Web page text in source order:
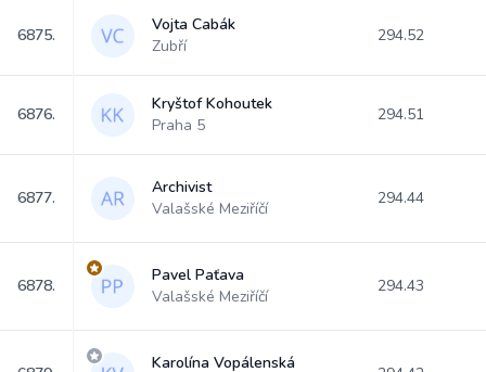
6875.
Vojta Cabák
Zubří
294.52
6876.
Kryštof Kohoutek
Praha 5
294.51
6877.
Archivist
Valašské Meziříčí
294.44
6878.
Pavel Paťava
Valašské Meziříčí
294.43
Karolína Vopálenská